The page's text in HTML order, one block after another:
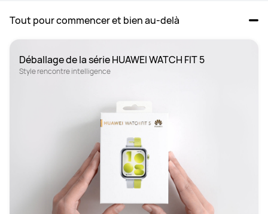
Tout pour commencer et bien au-delà
Style rencontre intelligence